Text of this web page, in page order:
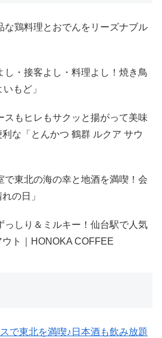
な鶏料理とおでんをリーズナブル
し・接客よし・料理よし！焼き鳥
もど」
スもヒレもサクッと揚がって美味
な「とんかつ 鶴群 ルクア サウ
で東北の海の幸と地酒を満喫！会
の日」
っしり＆ミルキー！仙台駅で人気
ト｜HONOKA COFFEE
で東北を満喫♪日本酒も飲み放題